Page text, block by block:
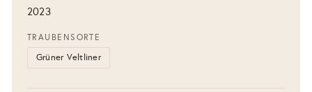
2023
TRAUBENSORTE
Grüner Veltliner